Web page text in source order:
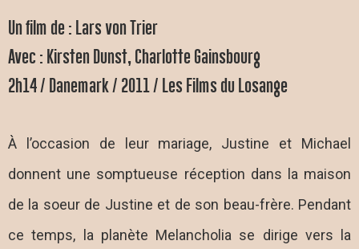
Un film de : Lars von Trier
Avec : Kirsten Dunst, Charlotte Gainsbourg
2h14 / Danemark / 2011 / Les Films du Losange
À l’occasion de leur mariage, Justine et Michael
donnent une somptueuse réception dans la maison
de la soeur de Justine et de son beau-frère. Pendant
ce temps, la planète Melancholia se dirige vers la